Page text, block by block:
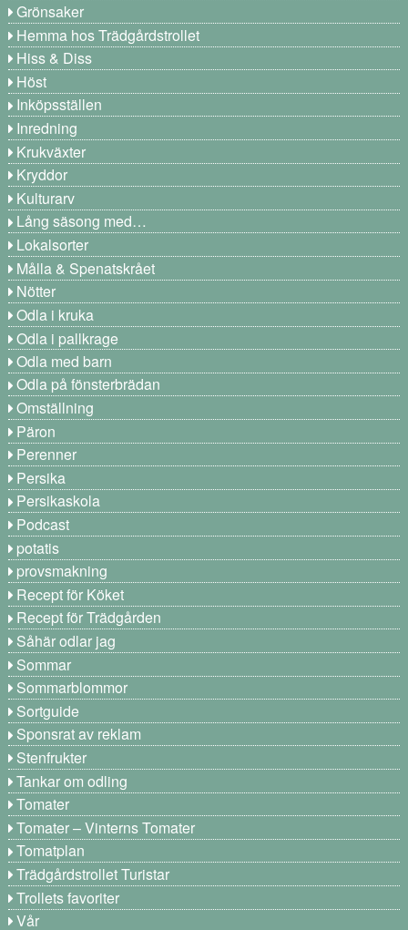
Grönsaker
Hemma hos Trädgårdstrollet
Hiss & Diss
Höst
Inköpsställen
Inredning
Krukväxter
Kryddor
Kulturarv
Lång säsong med…
Lokalsorter
Målla & Spenatskrået
Nötter
Odla i kruka
Odla i pallkrage
Odla med barn
Odla på fönsterbrädan
Omställning
Päron
Perenner
Persika
Persikaskola
Podcast
potatis
provsmakning
Recept för Köket
Recept för Trädgården
Såhär odlar jag
Sommar
Sommarblommor
Sortguide
Sponsrat av reklam
Stenfrukter
Tankar om odling
Tomater
Tomater – Vinterns Tomater
Tomatplan
Trädgårdstrollet Turistar
Trollets favoriter
Vår